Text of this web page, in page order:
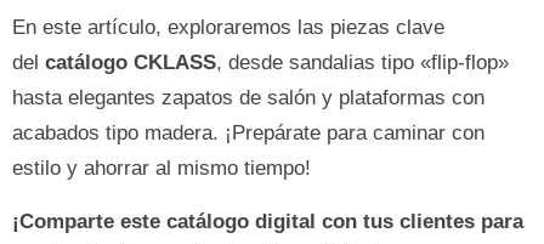
En este artículo, exploraremos las piezas clave
del catálogo CKLASS, desde sandalias tipo «flip-flop»
hasta elegantes zapatos de salón y plataformas con
acabados tipo madera. ¡Prepárate para caminar con
estilo y ahorrar al mismo tiempo!
¡Comparte este catálogo digital con tus clientes para